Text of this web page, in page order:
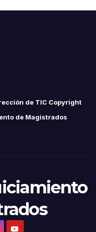
de TIC Copyright
de Magistrados